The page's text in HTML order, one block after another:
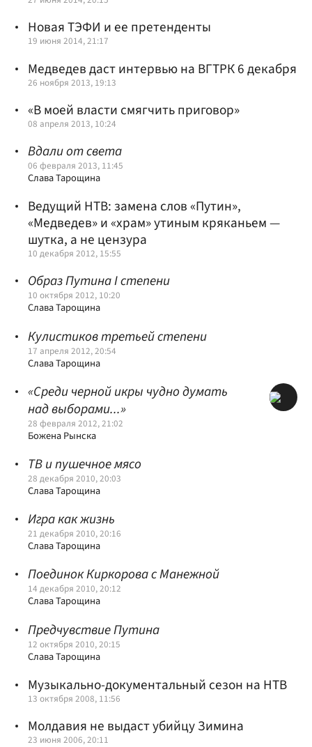
Новая ТЭФИ и ее претенденты
19 июня 2014, 21:17
Медведев даст интервью на ВГТРК 6 декабря
26 ноября 2013, 19:13
«В моей власти смягчить приговор»
08 апреля 2013, 10:24
Вдали от света
06 февраля 2013, 11:45
Слава Тарощина
Ведущий НТВ: замена слов «Путин»,
«Медведев» и «храм» утиным кряканьем —
шутка, а не цензура
10 декабря 2012, 15:55
Образ Путина I степени
10 октября 2012, 10:20
Слава Тарощина
Кулистиков третьей степени
17 апреля 2012, 20:54
Слава Тарощина
«Среди черной икры чудно думать
над выборами...»
28 февраля 2012, 21:02
Божена Рынска
ТВ и пушечное мясо
28 декабря 2010, 20:03
Слава Тарощина
Игра как жизнь
21 декабря 2010, 20:16
Слава Тарощина
Поединок Киркорова с Манежной
14 декабря 2010, 20:12
Слава Тарощина
Предчувствие Путина
12 октября 2010, 20:15
Слава Тарощина
Музыкально-документальный сезон на НТВ
13 октября 2008, 11:56
Молдавия не выдаст убийцу Зимина
23 июня 2006, 20:11